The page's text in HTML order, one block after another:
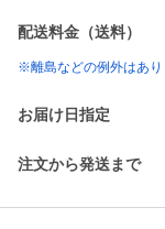
配送料金（送料）
※離島などの例外はあり
お届け日指定
注文から発送まで